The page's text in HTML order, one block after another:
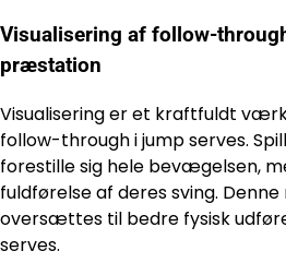
Visualisering af follow-
præstation
Visualisering er et kraftfuldt
follow-through i jump serves.
forestille sig hele bevægelsen,
fuldførelse af deres sving.
oversættes til bedre fysisk
serves.